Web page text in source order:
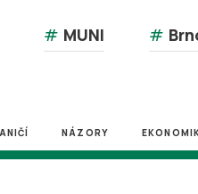
# MUNI #
NÁZORY